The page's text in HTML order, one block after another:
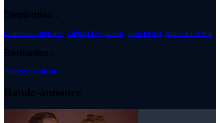
Distribution :
Catherine Deneuve, Gérard Depardieu, Jean Poiret, Andréa Ferréol
Réalisation :
François Truffaut
Bande-annonce